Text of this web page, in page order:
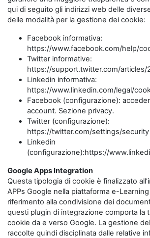
qui di seguito gli indirizzi web delle
delle modalità per la gestione dei cookie:
Facebook informativa:
https://www.facebook.com/help/
Twitter informative:
https://support.twitter.com/articles/
Linkedin informativa:
https://www.linkedin.com/legal/
Facebook (configurazione):
account. Sezione privacy.
Twitter (configurazione):
https://twitter.com/settings/security
Linkedin
(configurazione):https://
Google Apps Integration
Questa tipologia di cookie è finalizzato
APPs Google nella piattaforma e-
riferimento alla condivisione dei
questi plugin di integrazione comporta la
cookie da e verso Google. La gestione
raccolte quindi disciplinata dalle relative